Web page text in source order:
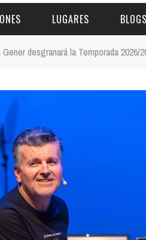
Santa Cruz | La Laguna
Islas
LUGARES
NOCHE
LOCALES CON ACTUACIONES
COMERCIO
GASTRO
BLOGS
Gener desgranará la Temporada 2026/